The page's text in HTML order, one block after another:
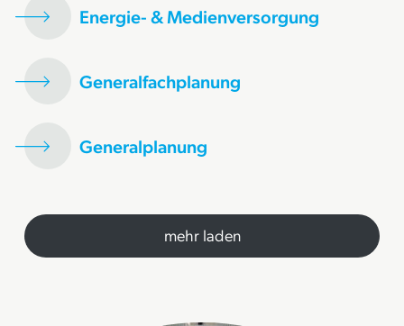
Energie- & Medienversorgung
Generalfachplanung
Generalplanung
mehr laden